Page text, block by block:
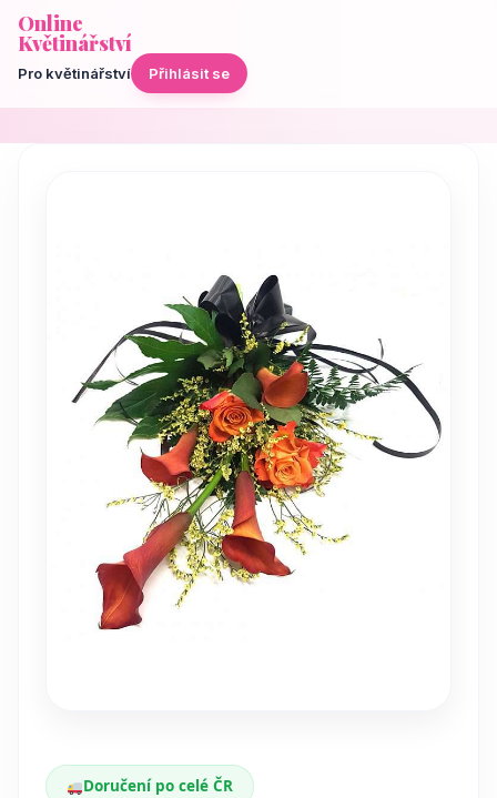
Online
Květinářství
Pro květinářství Přihlásit se
Doručení po celé ČR